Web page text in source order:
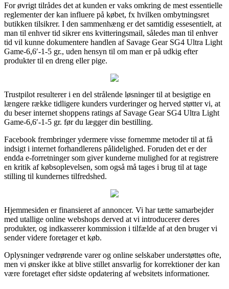
For øvrigt tilrådes det at kunden er vaks omkring de mest essentielle
reglementer der kan influere på købet, fx hvilken ombytningsret
butikken tilsikrer. I den sammenhæng er det samtidig essesentielt, at
man til enhver tid sikrer ens kvitteringsmail, således man til enhver
tid vil kunne dokumentere handlen af Savage Gear SG4 Ultra Light
Game-6,6′-1-5 gr., uden hensyn til om man er på udkig efter
produkter til en dreng eller pige.
Trustpilot resulterer i en del strålende løsninger til at besigtige en
længere række tidligere kunders vurderinger og herved støtter vi, at
du beser internet shoppens ratings af Savage Gear SG4 Ultra Light
Game-6,6′-1-5 gr. før du lægger din bestilling.
Facebook frembringer ydermere visse fornemme metoder til at få
indsigt i internet forhandlerens pålidelighed. Foruden det er der
endda e-forretninger som giver kunderne mulighed for at registrere
en kritik af købsoplevelsen, som også må tages i brug til at tage
stilling til kundernes tilfredshed.
Hjemmesiden er finansieret af annoncer. Vi har tætte samarbejder
med utallige online webshops derved at vi introducerer deres
produkter, og indkasserer kommission i tilfælde af at den bruger vi
sender videre foretager et køb.
Oplysninger vedrørende varer og online selskaber understøttes ofte,
men vi ønsker ikke at blive stillet ansvarlig for korrektioner der kan
være foretaget efter sidste opdatering af websitets informationer.